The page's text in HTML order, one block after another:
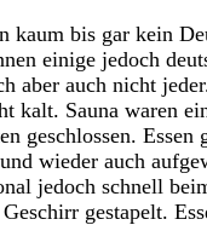
kaum bis gar kein
einige jedoch
aber auch nicht
kalt. Sauna waren
geschlossen. Essen
wieder auch
jedoch schnell
gestapelt.